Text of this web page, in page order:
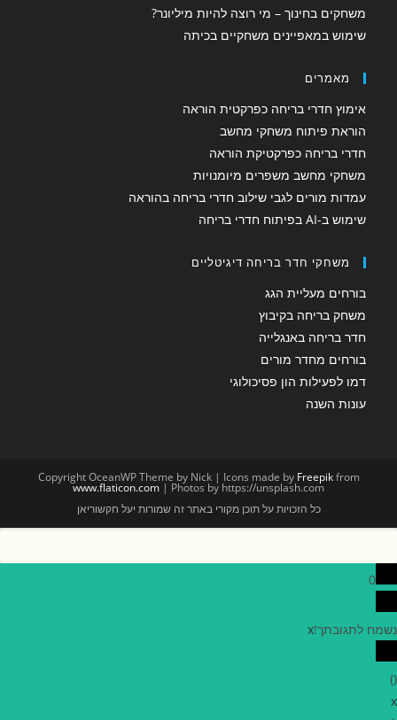
משחקים בחינוך – מי רוצה להיות מיליונר?
שימוש במאפיינים משחקיים בכיתה
מאמרים
אימוץ חדרי בריחה כפרקטית הוראה
הוראת פיתוח משחקי מחשב
חדרי בריחה כפרקטיקת הוראה
משחקי מחשב משפרים מיומנויות
עמדות מורים לגבי שילוב חדרי בריחה בהוראה
שימוש ב-AI בפיתוח חדרי בריחה
משחקי חדר בריחה דיגיטליים
בורחים מעליית הגג
משחק בריחה בקיבוץ
חדר בריחה באנגלייה
בורחים מחדר מורים
דמו לפעילות הון פסיכולוגי
עונות השנה
Copyright OceanWP Theme by Nick | Icons made by Freepikfrom
www.flaticon.com | Photos by https://unsplash.com
כל הזכויות על תוכן מקורי באתר זה שמורות יעל חקשוריאן
0
נשמח לתגובתך!x
(
)
x